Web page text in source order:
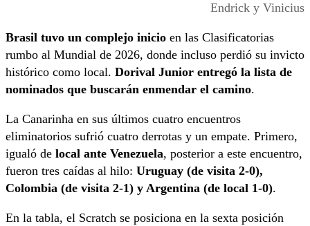
Endrick y Vinicius
Brasil tuvo un complejo inicio en las Clasificatorias
rumbo al Mundial de 2026, donde incluso perdió su invicto
histórico como local. Dorival Junior entregó la lista de
nominados que buscarán enmendar el camino.
La Canarinha en sus últimos cuatro encuentros
eliminatorios sufrió cuatro derrotas y un empate. Primero,
igualó de local ante Venezuela, posterior a este encuentro,
fueron tres caídas al hilo: Uruguay (de visita 2-0),
Colombia (de visita 2-1) y Argentina (de local 1-0).
En la tabla, el Scratch se posiciona en la sexta posición